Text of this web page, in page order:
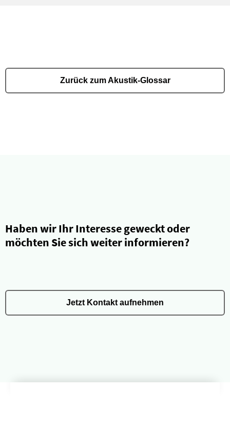
Zurück zum Akustik-Glossar
Haben wir Ihr Interesse geweckt oder
möchten Sie sich weiter informieren?
Jetzt Kontakt aufnehmen